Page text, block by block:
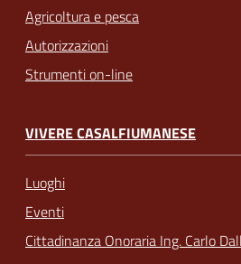
Agricoltura e pesca
Autorizzazioni
Strumenti on-line
VIVERE CASALFIUMANESE
Luoghi
Eventi
Cittadinanza Onoraria Ing. Carlo